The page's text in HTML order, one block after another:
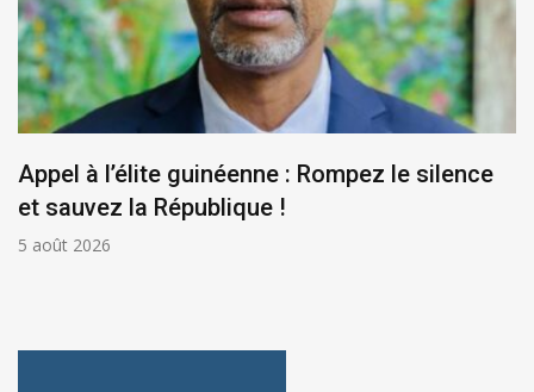
Appel à l’élite guinéenne : Rompez le silence
et sauvez la République !
5 août 2026